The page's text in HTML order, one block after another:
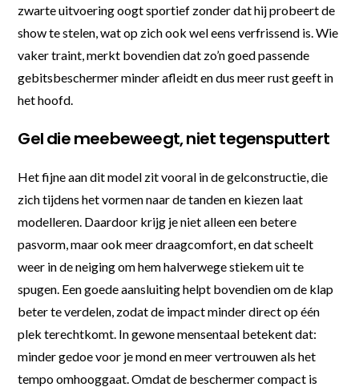
zwarte uitvoering oogt sportief zonder dat hij probeert de
show te stelen, wat op zich ook wel eens verfrissend is. Wie
vaker traint, merkt bovendien dat zo’n goed passende
gebitsbeschermer minder afleidt en dus meer rust geeft in
het hoofd.
Gel die meebeweegt, niet tegensputtert
Het fijne aan dit model zit vooral in de gelconstructie, die
zich tijdens het vormen naar de tanden en kiezen laat
modelleren. Daardoor krijg je niet alleen een betere
pasvorm, maar ook meer draagcomfort, en dat scheelt
weer in de neiging om hem halverwege stiekem uit te
spugen. Een goede aansluiting helpt bovendien om de klap
beter te verdelen, zodat de impact minder direct op één
plek terechtkomt. In gewone mensentaal betekent dat:
minder gedoe voor je mond en meer vertrouwen als het
tempo omhooggaat. Omdat de beschermer compact is